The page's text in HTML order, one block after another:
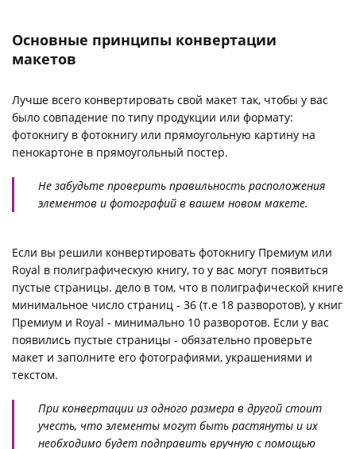
Основные принципы конвертации
макетов
Лучше всего конвертировать свой макет так, чтобы у вас
было совпадение по типу продукции или формату:
фотокнигу в фотокнигу или прямоугольную картину на
пенокартоне в прямоугольный постер.
Не забудьте проверить правильность расположения
элементов и фотографий в вашем новом макете.
Если вы решили конвертировать фотокнигу Премиум или
Royal в полиграфическую книгу, то у вас могут появиться
пустые страницы. дело в том, что в полиграфической книге
минимальное число страниц - 36 (т.е 18 разворотов), у книг
Премиум и Royal - минимально 10 разворотов. Если у вас
появились пустые страницы - обязательно проверьте
макет и заполните его фотографиями, украшениями и
текстом.
При конвертации из одного размера в другой стоит
учесть, что элементы могут быть растянуты и их
необходимо будет подправить вручную с помощью